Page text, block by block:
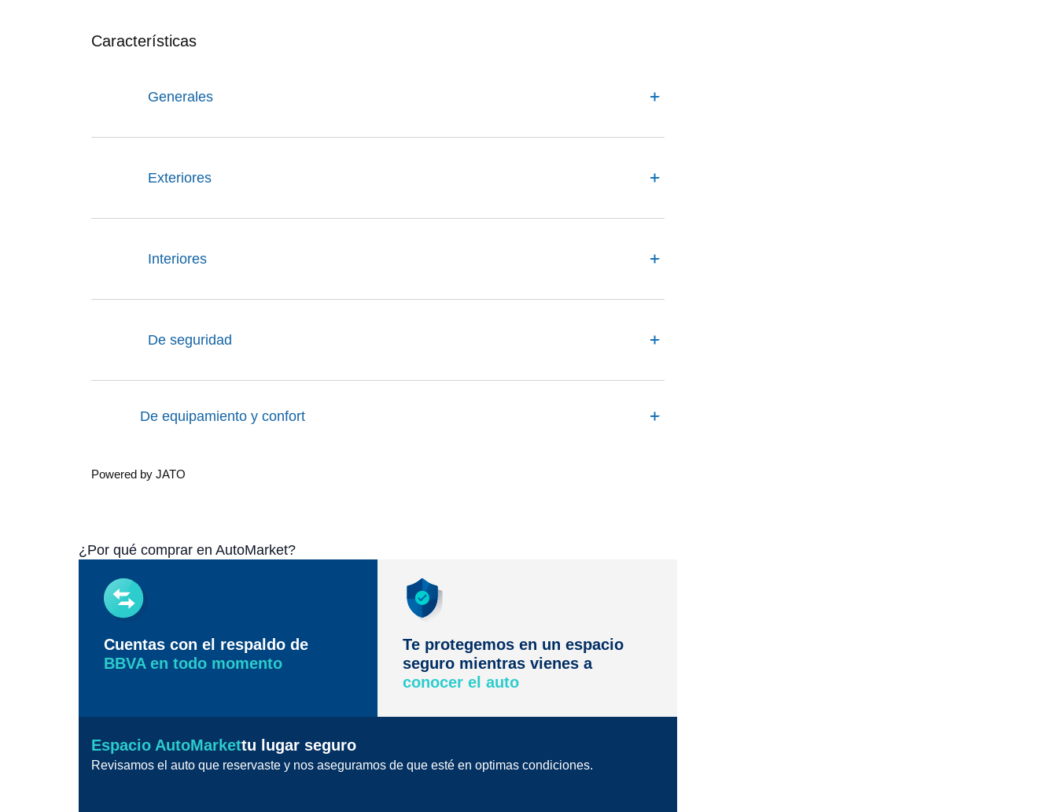
Características
Generales
Exteriores
Interiores
De seguridad
De equipamiento y confort
Powered by JATO
¿Por qué comprar en AutoMarket?
Cuentas con el respaldo de
BBVA en todo momento
Te protegemos en un espacio
seguro mientras vienes a
conocer el auto
Espacio AutoMarkettu lugar seguro
Revisamos el auto que reservaste y nos aseguramos de que esté en optimas condiciones.